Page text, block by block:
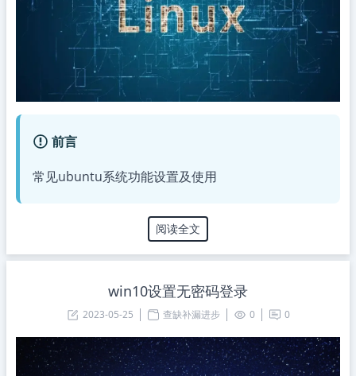
前言
常见ubuntu系统功能设置及使用
阅读全文
win10设置无密码登录
2023-05-25 查缺补漏进步 0 0